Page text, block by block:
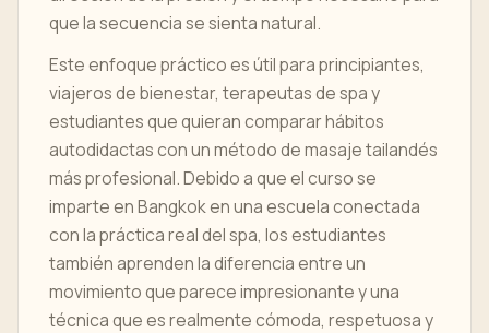
que la secuencia se sienta natural.
Este enfoque práctico es útil para principiantes,
viajeros de bienestar, terapeutas de spa y
estudiantes que quieran comparar hábitos
autodidactas con un método de masaje tailandés
más profesional. Debido a que el curso se
imparte en Bangkok en una escuela conectada
con la práctica real del spa, los estudiantes
también aprenden la diferencia entre un
movimiento que parece impresionante y una
técnica que es realmente cómoda, respetuosa y